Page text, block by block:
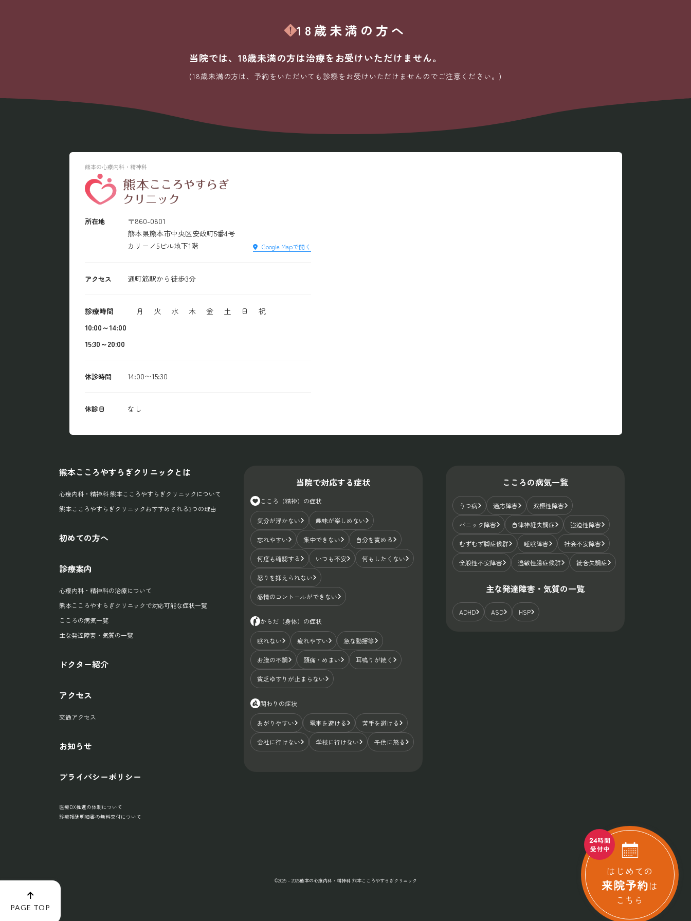
PAGE TOP
はじめての
来院予約は
こちら
18歳未満の方へ
当院では、18歳未満の方は治療をお受けいただけません。
(18歳未満の方は、予約をいただいても診察をお受けいただけませんのでご注意ください。)
熊本の心療内科・精神科
所在地
〒860-0801
熊本県熊本市中央区安政町5番4号
カリーノ5ビル地下1階
Google Mapで開く
アクセス 通町筋駅から徒歩3分
診療時間 月 火 水 木 金 土 日
祝
10:00～14:00
15:30～20:00
休診時間 14:00〜15:30
休診日 なし
熊本こころやすらぎクリニックとは
心療内科・精神科 熊本こころやすらぎクリニックについて
熊本こころやすらぎクリニックおすすめされる3つの理由
初めての方へ
診療案内
心療内科・精神科の治療について
熊本こころやすらぎクリニックで対応可能な症状一覧
こころの病気一覧
主な発達障害・気質の一覧
ドクター紹介
アクセス
交通アクセス
お知らせ
プライバシーポリシー
医療DX推進の体制について
診療報酬明細書の無料交付について
当院で対応する症状
こころ（精神）の症状
気分が浮かない 趣味が楽しめない
忘れやすい 集中できない 自分を責める
何度も確認する いつも不安 何もしたくない
怒りを抑えられない
感情のコントールができない
からだ（身体）の症状
眠れない 疲れやすい 急な動揺等
お腹の不調 頭痛・めまい 耳鳴りが続く
貧乏ゆすりが止まらない
関わりの症状
あがりやすい 電車を避ける 苦手を避ける
会社に行けない 学校に行けない 子供に怒る
こころの病気一覧
うつ病 適応障害 双極性障害
パニック障害 自律神経失調症 強迫性障害
むずむず脚症候群 睡眠障害 社会不安障害
全般性不安障害 過敏性腸症候群 統合失調症
主な発達障害・気質の一覧
ADHD ASD HSP
©2025 - 2026熊本の心療内科・精神科 熊本こころやすらぎクリニック
24時間受付中
WEB予約